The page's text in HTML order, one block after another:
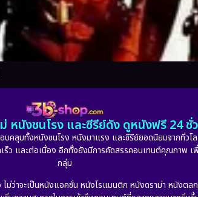
หนังชนโรง และซีรีย์ดัง ดูหนังฟรี 24 ชั่
ลุมทั้งหนังชนโรง หนังมาแรง และซีรีย์ยอดนิยมจากทั่ว
ร็ว และต่อเนื่อง อีกทั้งยังมีการคัดสรรคอนเทนต์คุณภาพ
กลุ่ม
ม่ว่าจะเป็นหนังแอคชั่น หนังโรแมนติก หนังดราม่า หนัง